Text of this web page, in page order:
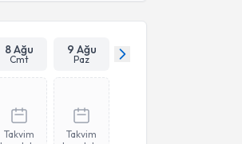
8 Ağu
Cmt
9 Ağu
Paz
Takvim
Takvim